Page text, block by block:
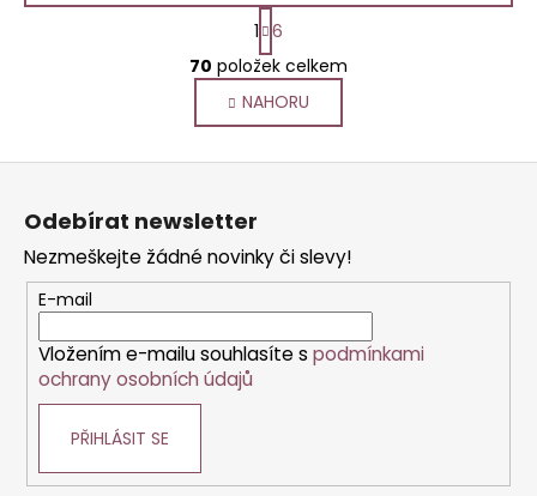
O
v
l
á
d
p
r
v
k
y
S
t
r
á
n
k
1 6
70 položek celkem
NAHORU
Z
Odebírat newsletter
Nezmeškejte žádné novinky či slevy!
E-mail
Vložením e-mailu souhlasíte s podmínkami
ochrany osobních údajů
PŘIHLÁSIT SE